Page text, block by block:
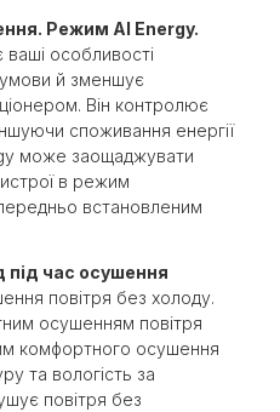
Режим AI Energy.
ваші особливості
умови й зменшує
Він контролює
споживання енергії
може заощаджувати
в режим
встановленим
під час осушення
повітря без холоду.
осушенням повітря
комфортного осушення
та вологість за
повітря без